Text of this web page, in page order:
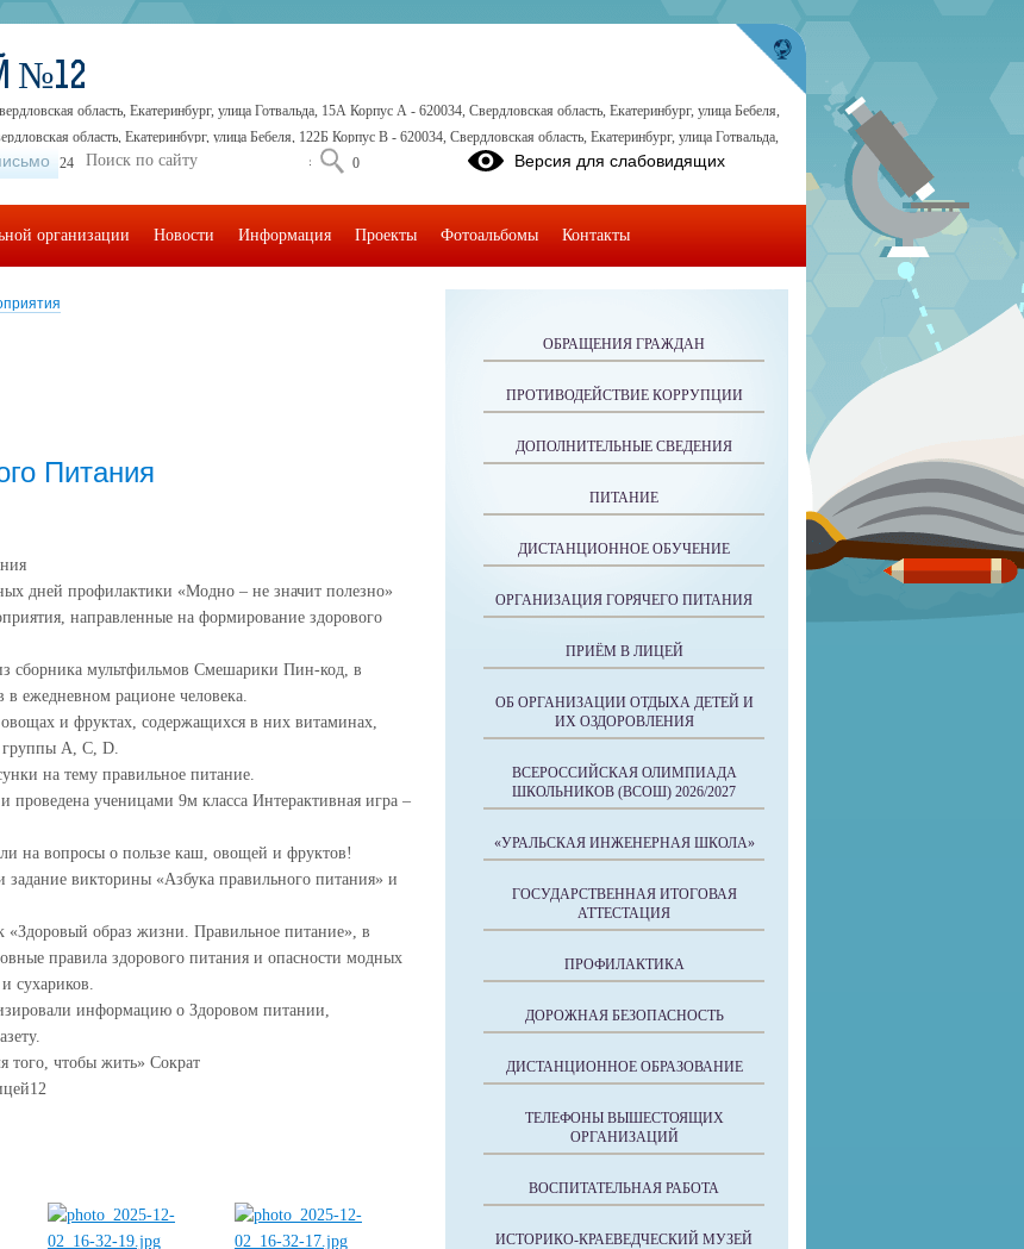
Питания
дней профилактики «Модно – не значит полезно»
направленные на формирование здорового
сборника мультфильмов Смешарики Пин-код, в
в ежедневном рационе человека.
и фруктах, содержащихся в них витаминах,
группы А, С, D.
на тему правильное питание.
ученицами 9м класса Интерактивная игра –
на вопросы о пользе каш, овощей и фруктов!
викторины «Азбука правильного питания» и
«Здоровый образ жизни. Правильное питание», в
правила здорового питания и опасности модных
сухариков.
информацию о Здоровом питании,
того, чтобы жить» Сократ
ОБРАЩЕНИЯ ГРАЖДАН
ПРОТИВОДЕЙСТВИЕ КОРРУПЦИИ
ДОПОЛНИТЕЛЬНЫЕ СВЕДЕНИЯ
ПИТАНИЕ
ДИСТАНЦИОННОЕ ОБУЧЕНИЕ
ОРГАНИЗАЦИЯ ГОРЯЧЕГО ПИТАНИЯ
ПРИЁМ В ЛИЦЕЙ
ОБ ОРГАНИЗАЦИИ ОТДЫХА ДЕТЕЙ И
ИХ ОЗДОРОВЛЕНИЯ
ВСЕРОССИЙСКАЯ ОЛИМПИАДА
ШКОЛЬНИКОВ (ВСОШ) 2026/2027
«УРАЛЬСКАЯ ИНЖЕНЕРНАЯ ШКОЛА»
ГОСУДАРСТВЕННАЯ ИТОГОВАЯ
АТТЕСТАЦИЯ
ПРОФИЛАКТИКА
ДОРОЖНАЯ БЕЗОПАСНОСТЬ
ДИСТАНЦИОННОЕ ОБРАЗОВАНИЕ
ТЕЛЕФОНЫ ВЫШЕСТОЯЩИХ
ОРГАНИЗАЦИЙ
ВОСПИТАТЕЛЬНАЯ РАБОТА
ИСТОРИКО-КРАЕВЕДЧЕСКИЙ МУЗЕЙ
№12
область, Екатеринбург, улица Готвальда, 15А Корпус А - 620034, Свердловская область, Екатеринбург, улица Бебеля,
область, Екатеринбург, улица Бебеля, 122Б Корпус В - 620034, Свердловская область, Екатеринбург, улица Готвальда,
+7 (343) 245-32-16, +7 (343) 245-71-71, +7 (343) 245-30-30 Версия для слабовидящих
организации Новости Информация Проекты Фотоальбомы Контакты